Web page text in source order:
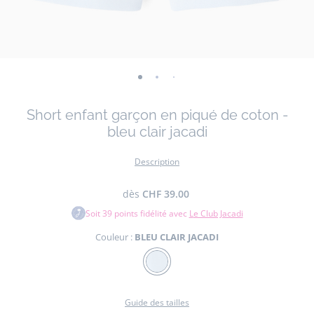
-
01 02 03 04
Short enfant garçon en piqué de coton -
bleu clair jacadi
Description
dès CHF 39.00
Soit39 points fidélité avec Le Club Jacadi
Couleur : BLEU CLAIR JACADI
Couleur
BLEU
JACADI
Guide des tailles